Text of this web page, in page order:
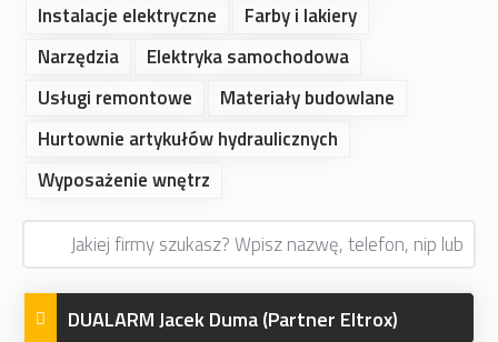
Instalacje elektryczne
Farby i lakiery
Narzędzia
Elektryka samochodowa
Usługi remontowe
Materiały budowlane
Hurtownie artykułów hydraulicznych
Wyposażenie wnętrz
DUALARM Jacek Duma (Partner Eltrox)